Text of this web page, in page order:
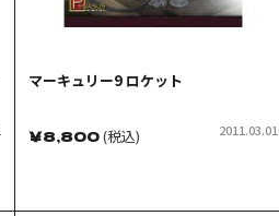
マーキュリー9 ロケット
￥8,800(税込) 2011.03.01